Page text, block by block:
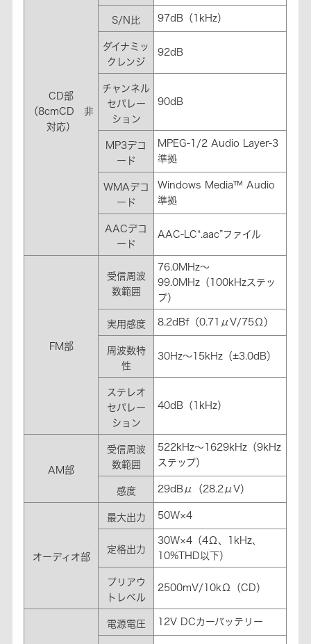
CD部
（8cmCD 非
対応）
S/N比 97dB（1kHz）
ダイナミッ
クレンジ
92dB
チャンネル
セパレー
ション
90dB
MP3デコ
ード
MPEG-1/2 Audio Layer-3
準拠
WMAデコ
ード
Windows Media™ Audio
準拠
AACデコ
ード
AAC-LC“.aac”ファイル
FM部
受信周波
数範囲
76.0MHz～
99.0MHz（100kHzステッ
プ）
実用感度 8.2dBf（0.71μV/75Ω）
周波数特
性
30Hz～15kHz（±3.0dB）
ステレオ
セパレー
ション
40dB（1kHz）
AM部
受信周波
数範囲
522kHz～1629kHz（9kHz
ステップ）
感度 29dBμ（28.2μV）
オーディオ部
最大出力 50W×4
定格出力
30W×4（4Ω、1kHz、
10%THD以下）
プリアウ
トレベル
2500mV/10kΩ（CD）
電源電圧 12V DCカーバッテリー